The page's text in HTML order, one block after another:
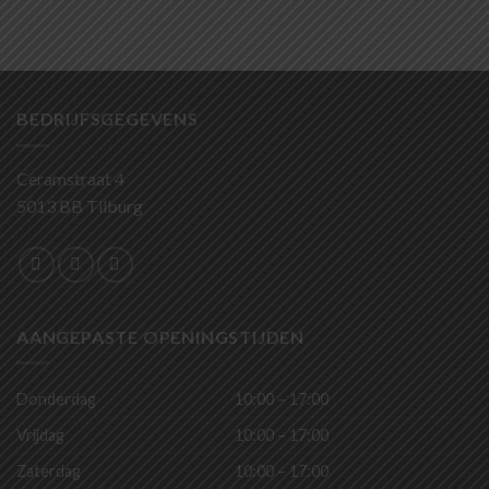
BEDRIJFSGEGEVENS
Ceramstraat 4
5013 BB Tilburg
AANGEPASTE OPENINGSTIJDEN
Donderdag
10:00 – 17:00
Vrijdag
10:00 – 17:00
Zaterdag
10:00 – 17:00